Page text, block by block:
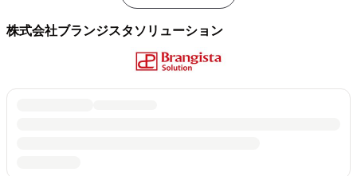
株式会社ブランジスタソリューション